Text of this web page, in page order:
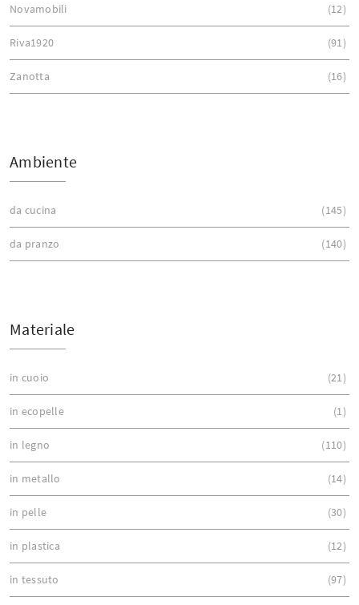
Novamobili 12
Riva1920 91
Zanotta 16
Ambiente
da cucina 145
da pranzo 140
Materiale
in cuoio 21
in ecopelle 1
in legno 110
in metallo 14
in pelle 30
in plastica 12
in tessuto 97